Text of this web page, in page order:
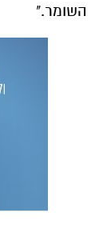
השומר."